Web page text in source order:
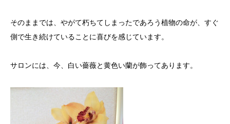
そのままでは、やがて朽ちてしまったであろう植物の命が、すぐ
側で生き続けていることに喜びを感じています。
サロンには、今、白い薔薇と黄色い蘭が飾ってあります。